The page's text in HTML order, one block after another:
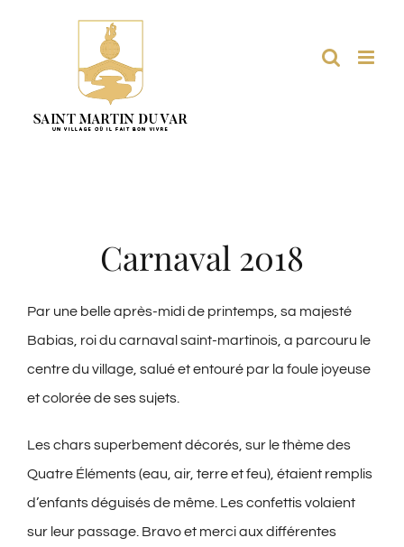
Carnaval 2018
Par une belle après-midi de printemps, sa majesté
Babias, roi du carnaval saint-martinois, a parcouru le
centre du village, salué et entouré par la foule joyeuse
et colorée de ses sujets.
Les chars superbement décorés, sur le thème des
Quatre Éléments (eau, air, terre et feu), étaient remplis
d’enfants déguisés de même. Les confettis volaient
sur leur passage. Bravo et merci aux différentes